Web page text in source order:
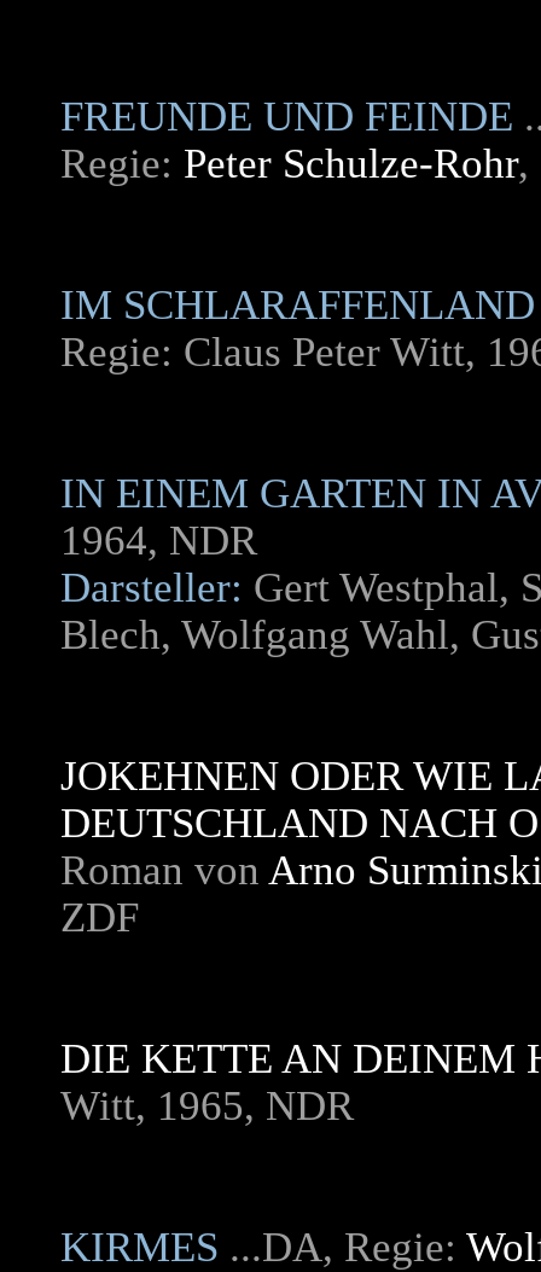
FREUNDE UND FEINDE
Regie: Peter Schulze-Rohr,
IM SCHLARAFFENLAND
Regie: Claus Peter Witt,
IN EINEM GARTEN IN
1964, NDR
Darsteller: Gert Westphal,
Blech, Wolfgang Wahl,
JOKEHNEN ODER WIE
DEUTSCHLAND NACH
Roman von Arno
ZDF
DIE KETTE AN DEINEM
Witt, 1965, NDR
KIRMES ...DA, Regie: